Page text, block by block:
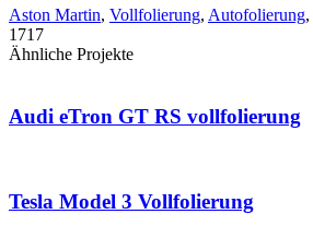
Aston Martin, Vollfolierung, Autofolierung,
1717
Ähnliche Projekte
Audi eTron GT RS vollfolierung
Tesla Model 3 Vollfolierung